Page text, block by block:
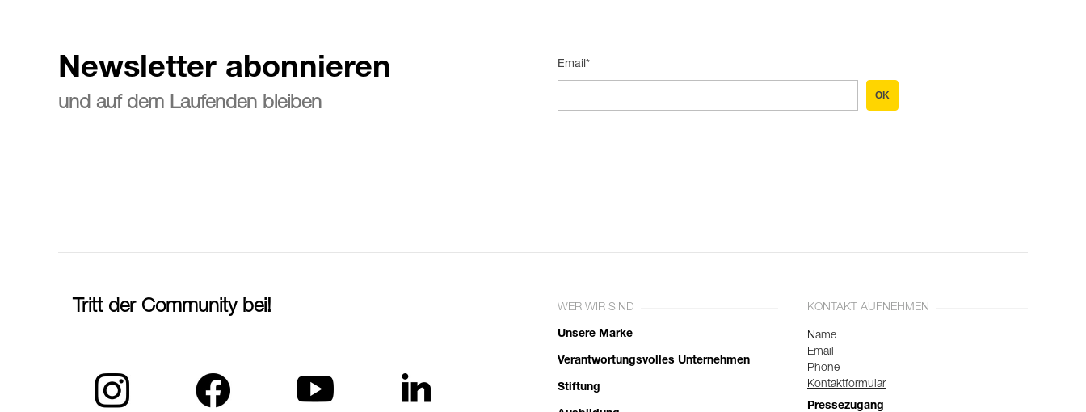
Newsletter abonnieren
und auf dem Laufenden bleiben
Email*
OK
Tritt der Community bei! WER WIR SIND
Unsere Marke
Verantwortungsvolles Unternehmen
Stiftung
KONTAKT AUFNEHMEN
Name
Email
Phone
Kontaktformular
Pressezugang